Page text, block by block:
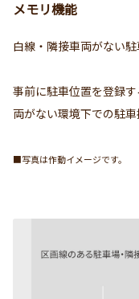
メモリ機能
白線・隣接車両がない駐
事前に駐車位置を登録
両がない環境下での駐車
■写真は作動イメージです。